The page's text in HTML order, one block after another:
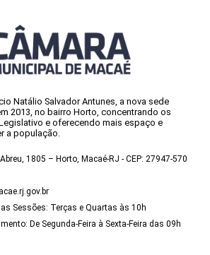
Natálio Salvador Antunes, a nova sede
2013, no bairro Horto, concentrando os
e oferecendo mais espaço e
a população.
1805 – Horto, Macaé-RJ - CEP: 27947-570
Sessões: Terças e Quartas às 10h
De Segunda-Feira à Sexta-Feira das 09h